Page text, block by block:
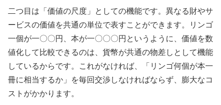
二つ目は「価値の尺度」としての機能です。異なる財やサ
ービスの価値を共通の単位で表すことができます。リンゴ
一個が一〇〇円、本が一〇〇〇円というように、価値を数
値化して比較できるのは、貨幣が共通の物差しとして機能
しているからです。これがなければ、「リンゴ何個が本一
冊に相当するか」を毎回交渉しなければならず、膨大なコ
ストがかかります。